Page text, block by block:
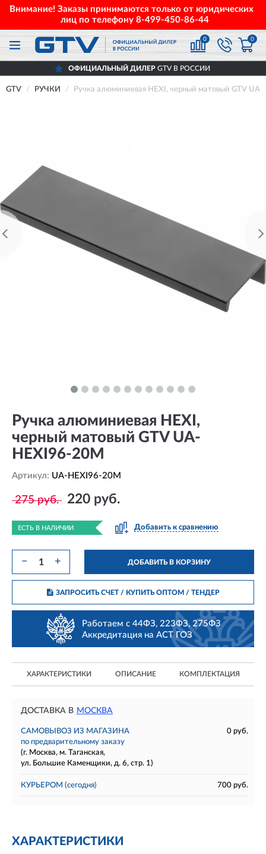
Внимание! Заказы принимаются только от юридических
лиц по телефону 8-499-450-86-44
0 0
ОФИЦИАЛЬНЫЙ ДИЛЕР GTV В РОССИИ
GTV РУЧКИ Ручка алюминиевая HEXI, черный матовый GTV
Ручка алюминиевая HEXI,
черный матовый GTV UA-
HEXI96-20M
Артикул: UA-HEXI96-20M
275 руб. 220 руб.
ЕСТЬ В НАЛИЧИИ Добавить к сравнению
− + ДОБАВИТЬ В КОРЗИНУ
ЗАПРОСИТЬ СЧЕТ / КУПИТЬ ОПТОМ/ ТЕНДЕР
Работаем с 44ФЗ, 223ФЗ, 275ФЗ
Аккредитация на АСТ ГОЗ
ХАРАКТЕРИСТИКИ ОПИСАНИЕ КОМПЛЕКТАЦИЯ
ДОСТАВКА В МОСКВА
САМОВЫВОЗ ИЗ МАГАЗИНА
0 руб.
по предварительному заказу
(г. Москва, м. Таганская,
ул. Большие Каменщики, д. 6, стр. 1)
КУРЬЕРОМ (сегодня) 700 руб.
ХАРАКТЕРИСТИКИ